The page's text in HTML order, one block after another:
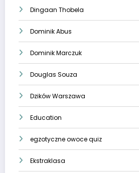
Dingaan Thobela
Dominik Abus
Dominik Marczuk
Douglas Souza
Dzików Warszawa
Education
egzotyczne owoce quiz
Ekstraklasa